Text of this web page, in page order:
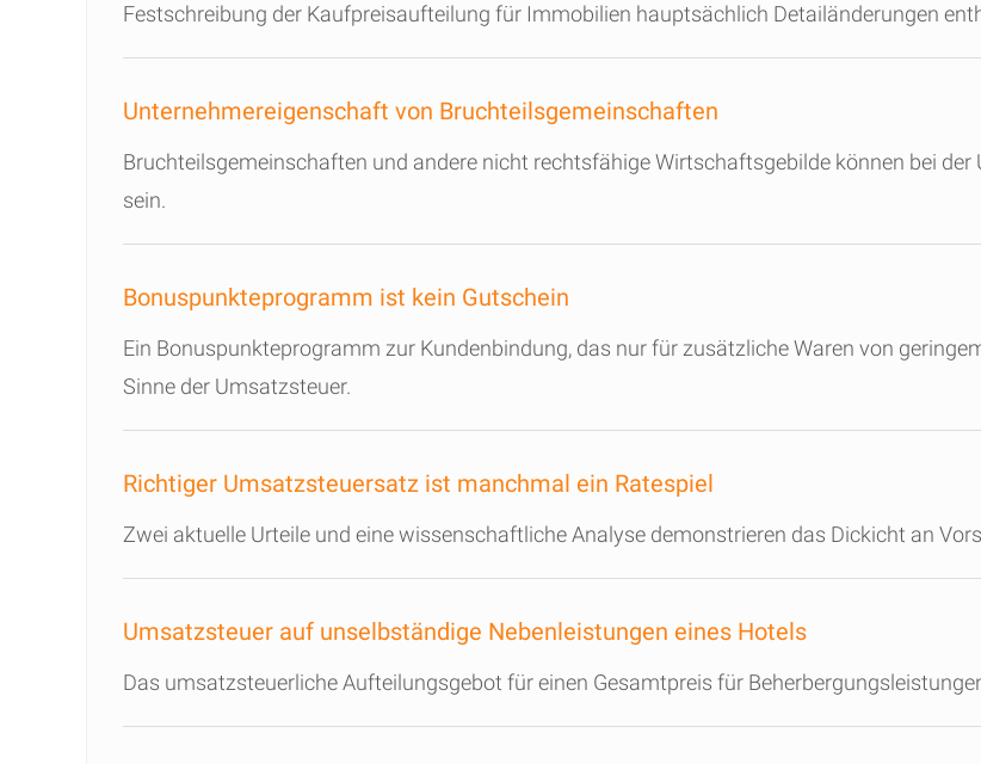
Festschreibung der Kaufpreisaufteilung für Immobilien hauptsächlich Detailänderungen
Unternehmereigenschaft von Bruchteilsgemeinschaften
Bruchteilsgemeinschaften und andere nicht rechtsfähige Wirtschaftsgebilde können bei
sein.
Bonuspunkteprogramm ist kein Gutschein
Ein Bonuspunkteprogramm zur Kundenbindung, das nur für zusätzliche Waren von
Sinne der Umsatzsteuer.
Richtiger Umsatzsteuersatz ist manchmal ein Ratespiel
Zwei aktuelle Urteile und eine wissenschaftliche Analyse demonstrieren das Dickicht an
Umsatzsteuer auf unselbständige Nebenleistungen eines Hotels
Das umsatzsteuerliche Aufteilungsgebot für einen Gesamtpreis für